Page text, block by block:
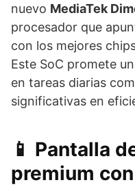
nuevo MediaTek
procesador que
con los mejores
Este SoC promete
en tareas diarias
significativas en
📱 Pantalla
premium